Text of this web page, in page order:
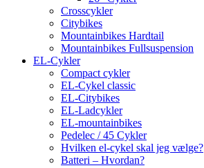
Crosscykler
Citybikes
Mountainbikes Hardtail
Mountainbikes Fullsuspension
EL-Cykler
Compact cykler
EL-Cykel classic
EL-Citybikes
EL-Ladcykler
EL-mountainbikes
Pedelec / 45 Cykler
Hvilken el-cykel skal jeg vælge?
Batteri – Hvordan?